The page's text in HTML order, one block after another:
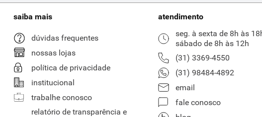
saiba mais
dúvidas frequentes
nossas lojas
política de privacidade
institucional
trabalhe conosco
relatório de transparência e
atendimento
seg. à sexta de 8h às
sábado de 8h às 12h
(31) 3369-4550
(31) 98484-4892
email
fale conosco